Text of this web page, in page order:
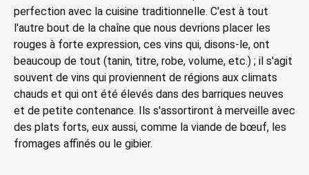
perfection avec la cuisine traditionnelle. C'est à tout
l'autre bout de la chaîne que nous devrions placer les
rouges à forte expression, ces vins qui, disons-le, ont
beaucoup de tout (tanin, titre, robe, volume, etc.) ; il s'agit
souvent de vins qui proviennent de régions aux climats
chauds et qui ont été élevés dans des barriques neuves
et de petite contenance. Ils s'assortiront à merveille avec
des plats forts, eux aussi, comme la viande de bœuf, les
fromages affinés ou le gibier.